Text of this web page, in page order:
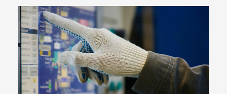
21.5
23.8
356 * 286.5* 3.1 mm
429.86 * 254* 3.1 mm
393.4 * 316.65* 2.2 mm
496.5 * 292.2* 3.1 mm
344.16mm*193.59mm
337.92mm*270.34mm
408.96mm*230.04mm
376.32mm*301.06mm
309.9mm*236.3mm
347.06mm*196.49mm
341.6mm*274mm
412.56mm*233.64mm
TIANMA_TM101DDHG01-72
INNOLUX_G104XCE-L01
INNOLUX_G121ICE-L02
AUO_G133HAN01.1
226.34*128.1mm
264.12*166.2mm
249.8*188.5mm
309.5*233.5mm
EETI_EXC 81W46
EETI_EXC 81W60
EETI_EXC 81W84
1.8 t / chemical enhanced
2.8 t / chemical enhanced
USB+RS232
USB+I2C
出線方向
6 o'clock
9 o'clock
12 o'clock
支援指數
1
10
確認搜尋